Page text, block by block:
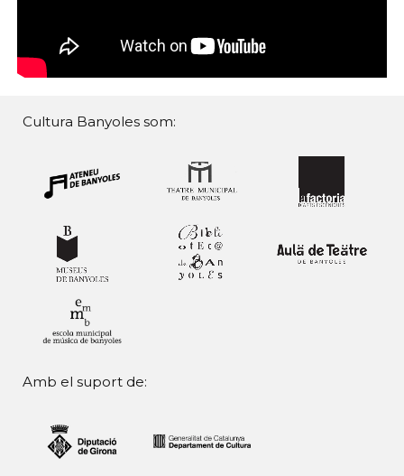
Cultura Banyoles som:
Amb el suport de: